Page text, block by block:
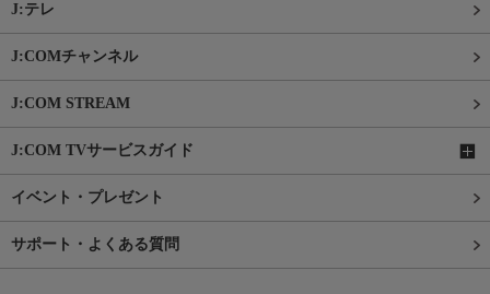
J:テレ
J:COMチャンネル
J:COM STREAM
J:COM TVサービスガイド
イベント・プレゼント
サポート・よくある質問